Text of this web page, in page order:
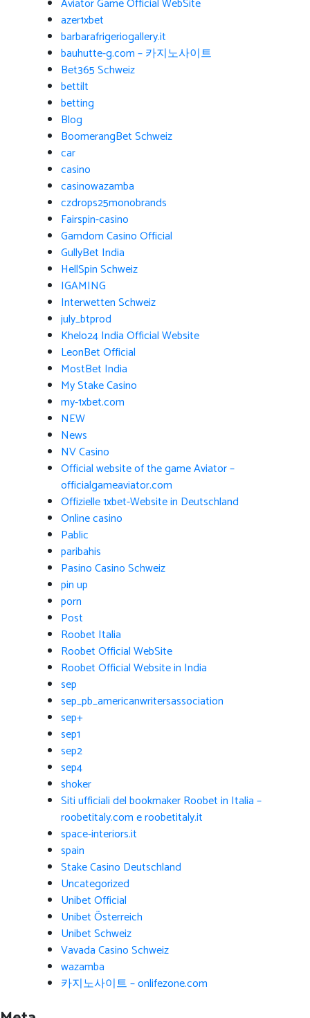
Aviator Game Official WebSite
azer1xbet
barbarafrigeriogallery.it
bauhutte-g.com – 카지노사이트
Bet365 Schweiz
bettilt
betting
Blog
BoomerangBet Schweiz
car
casino
casinowazamba
czdrops25monobrands
Fairspin-casino
Gamdom Casino Official
GullyBet India
HellSpin Schweiz
IGAMING
Interwetten Schweiz
july_btprod
Khelo24 India Official Website
LeonBet Official
MostBet India
My Stake Casino
my-1xbet.com
NEW
News
NV Casino
Official website of the game Aviator –
officialgameaviator.com
Offizielle 1xbet-Website in Deutschland
Online casino
Pablic
paribahis
Pasino Casino Schweiz
pin up
porn
Post
Roobet Italia
Roobet Official WebSite
Roobet Official Website in India
sep
sep_pb_americanwritersassociation
sep+
sep1
sep2
sep4
shoker
Siti ufficiali del bookmaker Roobet in Italia –
roobetitaly.com e roobetitaly.it
space-interiors.it
spain
Stake Casino Deutschland
Uncategorized
Unibet Official
Unibet Österreich
Unibet Schweiz
Vavada Casino Schweiz
wazamba
카지노사이트 – onlifezone.com